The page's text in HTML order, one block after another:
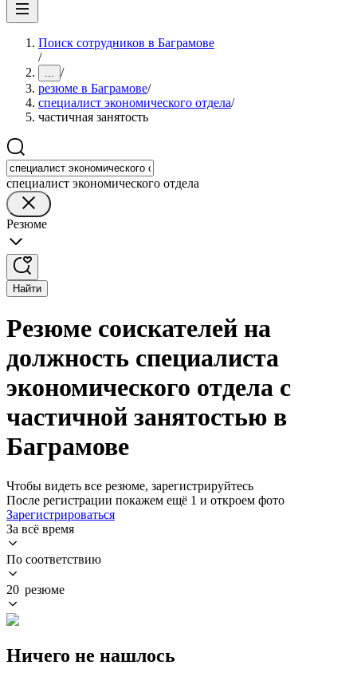
Поиск сотрудников в Баграмове
/
... /
резюме в Баграмове/
специалист экономического отдела/
частичная занятость
специалист экономического отдела
Резюме
Найти
Резюме соискателей на
должность специалиста
экономического отдела с
частичной занятостью в
Баграмове
Чтобы видеть все резюме, зарегистрируйтесь
После регистрации покажем ещё 1 и откроем фото
Зарегистрироваться
За всё время
По соответствию
20 резюме
Ничего не нашлось